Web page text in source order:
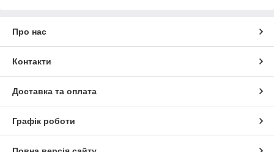
Про нас
Контакти
Доставка та оплата
Графік роботи